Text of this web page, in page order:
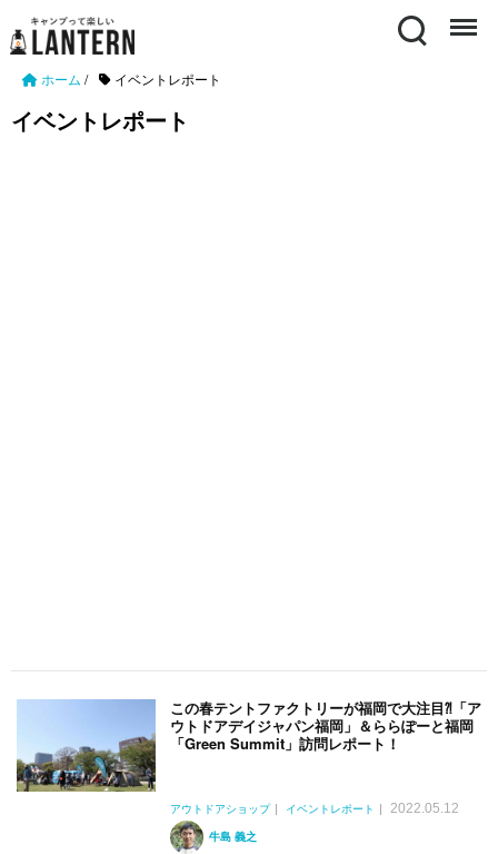
Search Menu
ホーム / イベントレポート
イベントレポート
この春テントファクトリーが福岡で大注目⁈「ア
ウトドアデイジャパン福岡」＆ららぽーと福岡
「Green Summit」訪問レポート！
アウトドアショップ イベントレポート
2022.05.12
牛島 義之